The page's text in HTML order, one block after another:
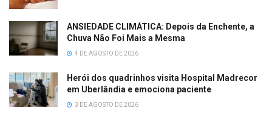
ANSIEDADE CLIMÁTICA: Depois da Enchente, a
Chuva Não Foi Mais a Mesma
4 DE AGOSTO DE 2026
Herói dos quadrinhos visita Hospital Madrecor
em Uberlândia e emociona paciente
3 DE AGOSTO DE 2026